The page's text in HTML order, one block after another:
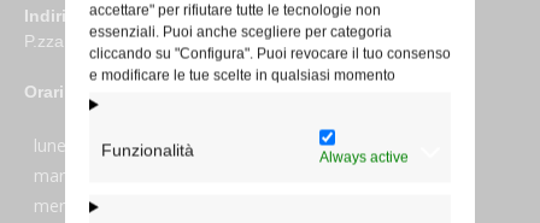
accettare" per rifiutare tutte le tecnologie non
essenziali. Puoi anche scegliere per categoria
cliccando su "Configura". Puoi revocare il tuo consenso
e modificare le tue scelte in qualsiasi momento
Funzionalità Always active
Indirizzo
P.zza S. Giovanni in Laterano 6 00184 Roma
Orari
lunedi:
7:45–13:45
martedi:
mercoledi: